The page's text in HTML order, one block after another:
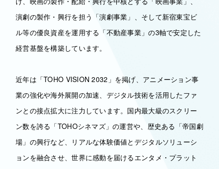
演劇の製作・興行を担う「演劇事業」、そして新宿東宝ビ
ル等の優良資産を運用する「不動産事業」の3軸で安定した
経営基盤を構築しています。
近年は「TOHO VISION 2032」を掲げ、アニメーション事
業の強化や海外展開の加速、デジタル技術を活用したファ
ンとの接点拡大に注力しています。国内最大級のスクリー
ン数を誇る「TOHOシネマズ」の運営や、歴史ある「帝国劇
場」の興行など、リアルな体験価値とデジタルソリューシ
ョンを融合させ、世界に感動を届けるエンタメ・プラット